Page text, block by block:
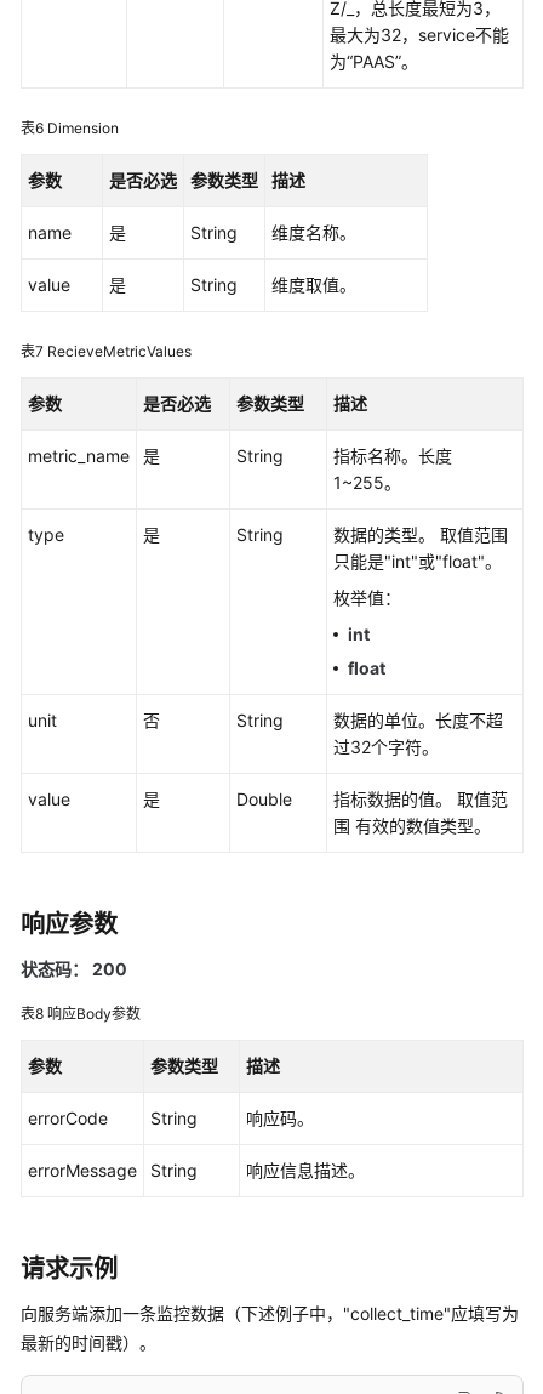
区
参
（阿
扎
API
监
（v1）
查
指
数
据
Z/_，总长度最短为3，
最大为32，service不能
为“PAAS”。
表6 Dimension
参数 是否必选 参数类型 描述
name 是 String 维度名称。
value 是 String 维度取值。
表7 RecieveMetricValues
参数 是否必选 参数类型 描述
metric_name 是 String
指标名称。长度
1~255。
type 是 String
数据的类型。 取值范围
只能是"int"或"float"。
枚举值：
int
float
unit 否 String
数据的单位。长度不超
过32个字符。
value 是 Double
指标数据的值。 取值范
围 有效的数值类型。
响应参数
状态码： 200
表8 响应Body参数
参数 参数类型 描述
errorCode String 响应码。
errorMessage String 响应信息描述。
请求示例
向服务端添加一条监控数据（下述例子中，"collect_time"应填写为
最新的时间戳）。